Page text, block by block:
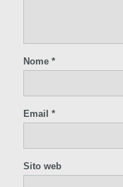
Nome *
Email *
Sito web